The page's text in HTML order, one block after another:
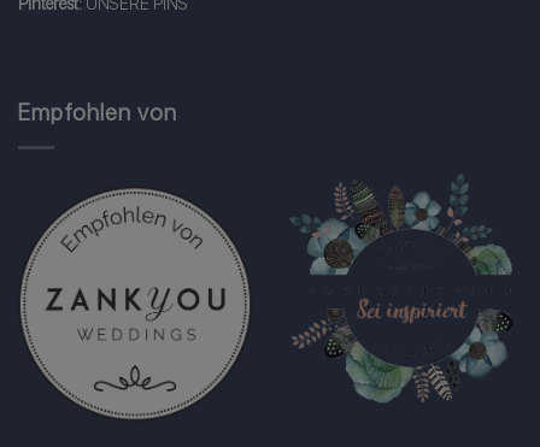
Empfohlen von